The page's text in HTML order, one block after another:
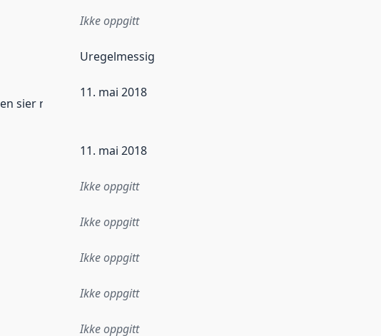
Ikke oppgitt
Uregelmessig
sier når dataene i dette datasettet første gang ble utgitt. Det kan
11. mai 2018
11. mai 2018
Ikke oppgitt
Ikke oppgitt
Ikke oppgitt
Ikke oppgitt
Ikke oppgitt